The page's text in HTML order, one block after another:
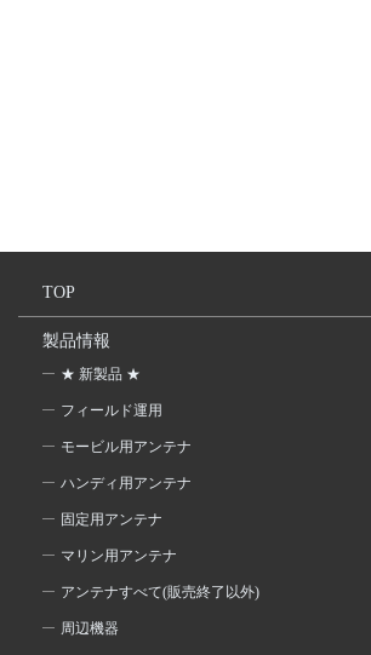
TOP
製品情報
★ 新製品 ★
フィールド運用
モービル用アンテナ
ハンディ用アンテナ
固定用アンテナ
マリン用アンテナ
アンテナすべて(販売終了以外)
周辺機器